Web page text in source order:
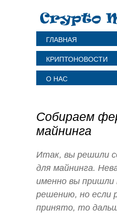
ГЛАВНАЯ
КРИПТОНОВОСТИ
О НАС
Собираем
майнинга
Итак, вы решили
для майнинга.
именно вы пришли
решению, но если
принято, то